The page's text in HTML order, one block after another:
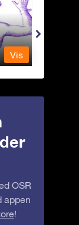
Vis
OSR
appen
!